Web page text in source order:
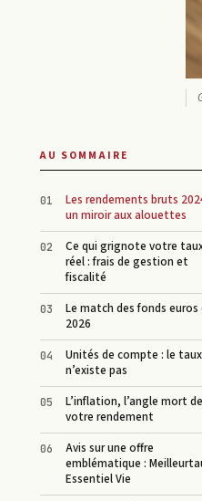
AU SOMMAIRE
Les rendements bruts
un miroir aux alouettes
Ce qui grignote votre
réel : frais de gestion et
fiscalité
Le match des fonds euros
2026
Unités de compte : le
n’existe pas
L’inflation, l’angle mort de
votre rendement
Avis sur une offre
emblématique :
Essentiel Vie